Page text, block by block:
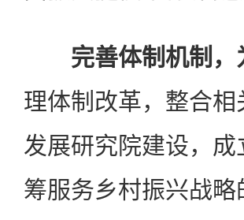
完善体制机制
理体制改革，整合
发展研究院建设，
筹服务乡村振兴战